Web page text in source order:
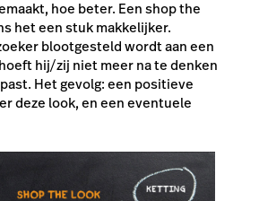
hoe beter. Een shop the
het een stuk makkelijker.
blootgesteld wordt aan een
hij/zij niet meer na te denken
Het gevolg: een positieve
deze look, en een eventuele